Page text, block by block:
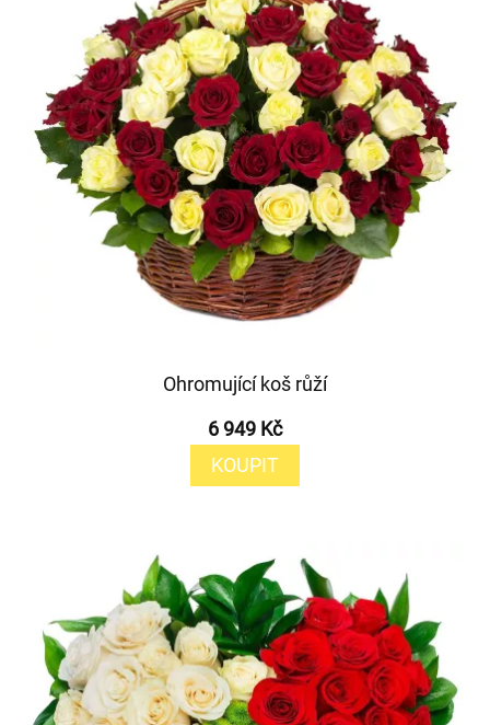
Ohromující koš růží
6 949 Kč
KOUPIT